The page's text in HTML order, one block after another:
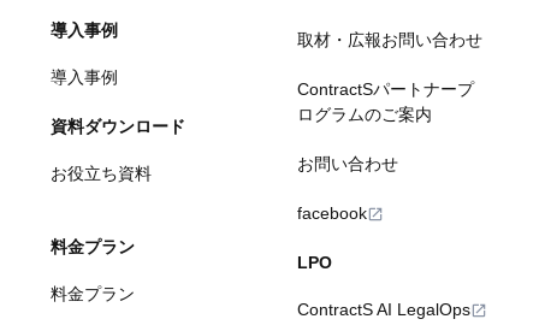
導入事例
導入事例
資料ダウンロード
お役立ち資料
料金プラン
料金プラン
取材・広報お問い合わせ
ContractSパートナープ
ログラムのご案内
お問い合わせ
facebook
LPO
ContractS AI LegalOps